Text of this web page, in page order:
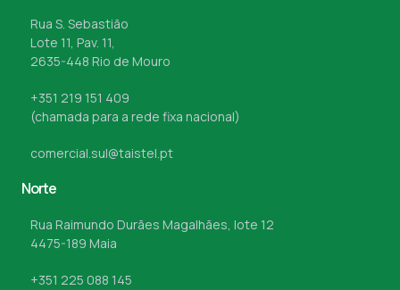
Rua S. Sebastião
Lote 11, Pav. 11,
2635-448 Rio de Mouro
+351 219 151 409
(chamada para a rede fixa nacional)
comercial.sul@taistel.pt
Norte
Rua Raimundo Durães Magalhães, lote 12
4475-189 Maia
+351 225 088 145